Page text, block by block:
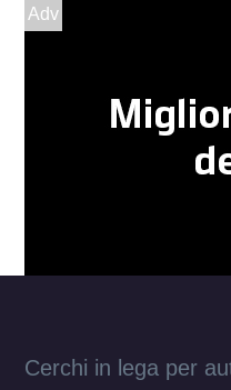
Adv
Cerchi in lega per